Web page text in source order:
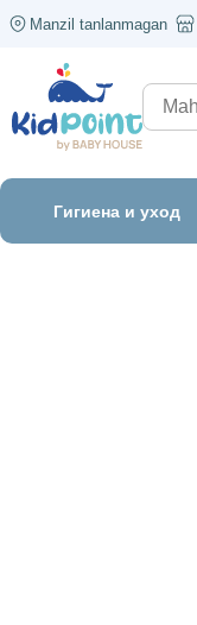
Manzil tanlanmagan
Гигиена и уход